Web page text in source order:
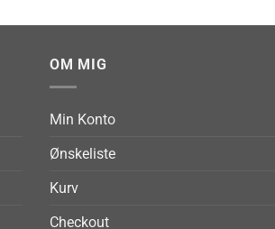
OM MIG
Min Konto
Ønskeliste
Kurv
Checkout